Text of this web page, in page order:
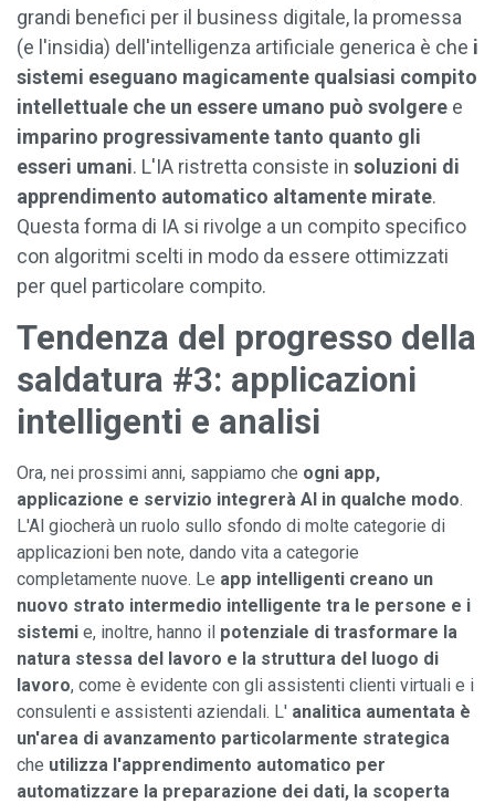
grandi benefici per il business digitale, la promessa
(e l'insidia) dell'intelligenza artificiale generica è che i
sistemi eseguano magicamente qualsiasi compito
intellettuale che un essere umano può svolgere e
imparino progressivamente tanto quanto gli
esseri umani. L'IA ristretta consiste in soluzioni di
apprendimento automatico altamente mirate.
Questa forma di IA si rivolge a un compito specifico
con algoritmi scelti in modo da essere ottimizzati
per quel particolare compito.
Tendenza del progresso della
saldatura #3: applicazioni
intelligenti e analisi
Ora, nei prossimi anni, sappiamo che ogni app,
applicazione e servizio integrerà Al in qualche modo.
L'Al giocherà un ruolo sullo sfondo di molte categorie di
applicazioni ben note, dando vita a categorie
completamente nuove. Le app intelligenti creano un
nuovo strato intermedio intelligente tra le persone e i
sistemi e, inoltre, hanno il potenziale di trasformare la
natura stessa del lavoro e la struttura del luogo di
lavoro, come è evidente con gli assistenti clienti virtuali e i
consulenti e assistenti aziendali. L' analitica aumentata è
un'area di avanzamento particolarmente strategica
che utilizza l'apprendimento automatico per
automatizzare la preparazione dei dati, la scoperta